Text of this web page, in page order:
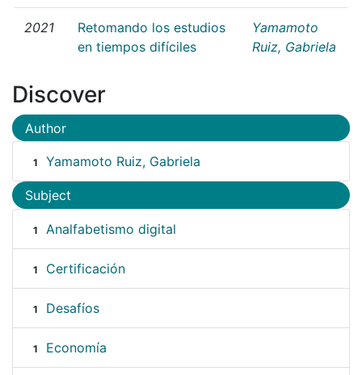
2021
Retomando los estudios
en tiempos difíciles
Yamamoto
Ruiz, Gabriela
Discover
Author
1 Yamamoto Ruiz, Gabriela
Subject
1 Analfabetismo digital
1 Certificación
1 Desafíos
1 Economía